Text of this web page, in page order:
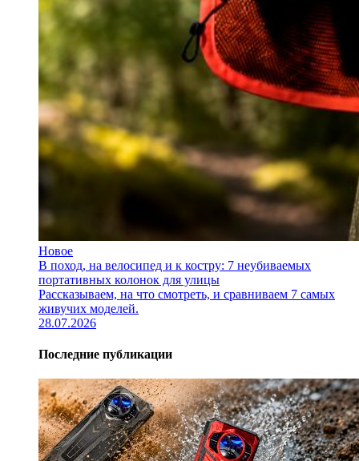
Новое
В поход, на велосипед и к костру: 7 неубиваемых
портативных колонок для улицы
Рассказываем, на что смотреть, и сравниваем 7 самых
живучих моделей.
28.07.2026
Последние публикации